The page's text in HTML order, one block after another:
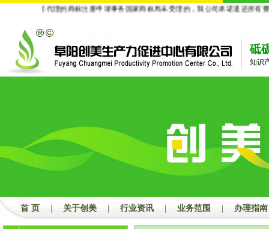
凡经我公司代理的商标注册申请事务国家商标局未受理的，我公司承诺退还所有费
砥
知识
首 页 关于创美 行业资讯 业务范围 办理指南